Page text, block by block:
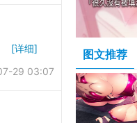
[详细]
29 03:07
图文推荐